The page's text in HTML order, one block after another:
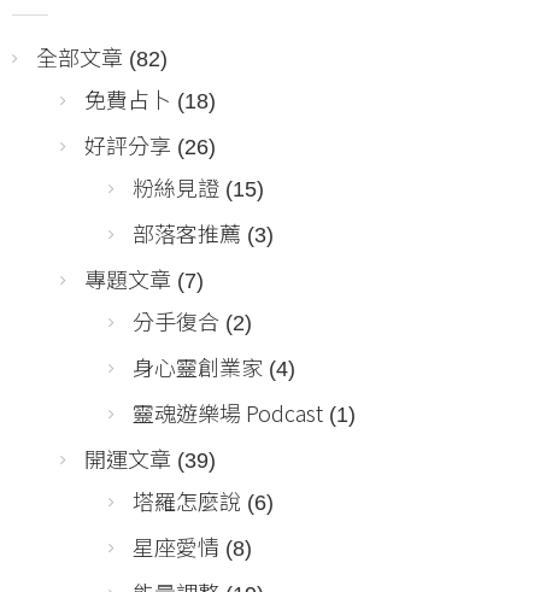
全部文章 (82)
免費占卜 (18)
好評分享 (26)
粉絲見證 (15)
部落客推薦 (3)
專題文章 (7)
分手復合 (2)
身心靈創業家 (4)
靈魂遊樂場 Podcast (1)
開運文章 (39)
塔羅怎麼說 (6)
星座愛情 (8)